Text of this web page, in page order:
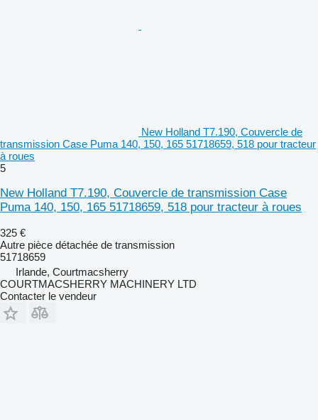
New Holland T7.190, Couvercle de
transmission Case Puma 140, 150, 165 51718659, 518 pour tracteur
à roues
5
New Holland T7.190, Couvercle de transmission Case
Puma 140, 150, 165 51718659, 518 pour tracteur à roues
325 €
Autre pièce détachée de transmission
51718659
Irlande, Courtmacsherry
COURTMACSHERRY MACHINERY LTD
Contacter le vendeur